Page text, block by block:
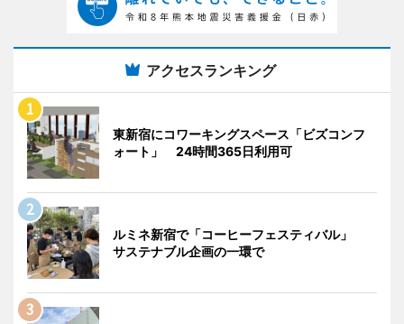
アクセスランキング
東新宿にコワーキングスペース「ビズコンフ
ォート」 24時間365日利用可
ルミネ新宿で「コーヒーフェスティバル」
サステナブル企画の一環で